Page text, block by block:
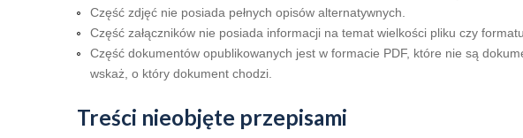
Część zdjęć nie posiada pełnych opisów alternatywnych.
Część załączników nie posiada informacji na temat wielkości pliku czy formatu.
Część dokumentów opublikowanych jest w formacie PDF, które nie są
wskaż, o który dokument chodzi.
Treści nieobjęte przepisami